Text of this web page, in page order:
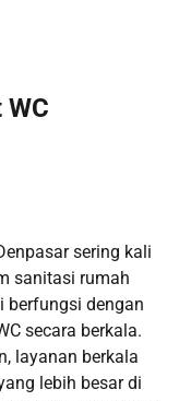
sering kali
sanitasi rumah
berfungsi dengan
secara berkala.
layanan berkala
lebih besar di